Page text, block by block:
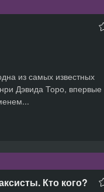
из самых известных
Дэвида Торо, впервые
Кто кого?